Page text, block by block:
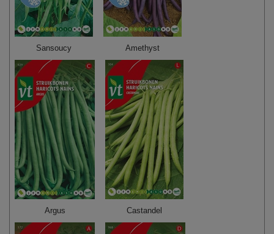
Sansoucy Amethyst
Argus Castandel